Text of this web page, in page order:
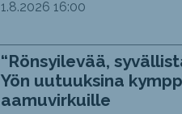
1.8.2026 16:00
“Rönsyilevää,
Yön uutuuksina
aamuvirkuille